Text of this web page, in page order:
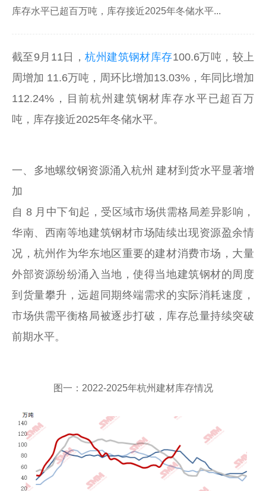
库存水平已超百万吨，库存接近2025年冬储水平...
截至9月11日，杭州建筑钢材库存100.6万吨，较上
周增加 11.6万吨，周环比增加13.03%，年同比增加
112.24%，目前杭州建筑钢材库存水平已超百万
吨，库存接近2025年冬储水平。
一、多地螺纹钢资源涌入杭州 建材到货水平显著增
加
自 8 月中下旬起，受区域市场供需格局差异影响，
华南、西南等地建筑钢材市场陆续出现资源盈余情
况，杭州作为华东地区重要的建材消费市场，大量
外部资源纷纷涌入当地，使得当地建筑钢材的周度
到货量攀升，远超同期终端需求的实际消耗速度，
市场供需平衡格局被逐步打破，库存总量持续突破
前期水平。
图一：2022-2025年杭州建材库存情况